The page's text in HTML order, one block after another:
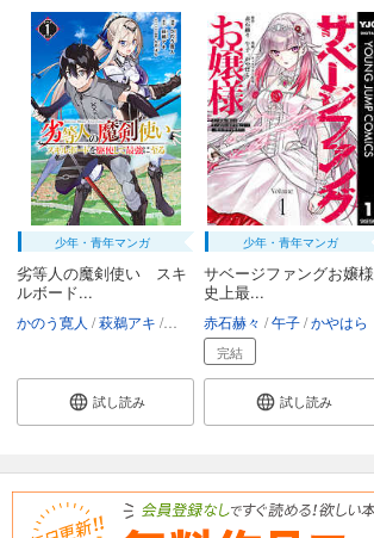
少年・青年マンガ
劣等人の魔剣使い スキ
ルボード...
かのう寛人 萩鵜アキ かやはら
試し読み
少年・青年マンガ
サベージファングお嬢様
史上最...
赤石赫々 午子 かやはら
完結
試し読み